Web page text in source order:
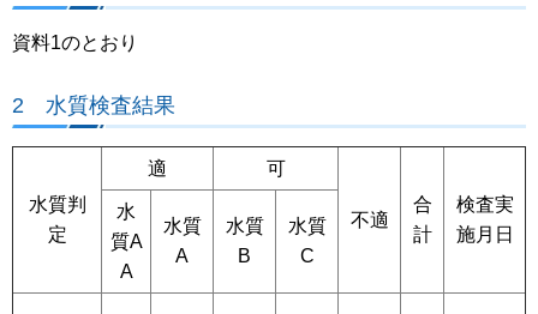
資料1のとおり
2 水質検査結果
水質判
定
適 可
不適
合
計
検査実
施月日
水
質A
A
水質
A
水質
B
水質
C